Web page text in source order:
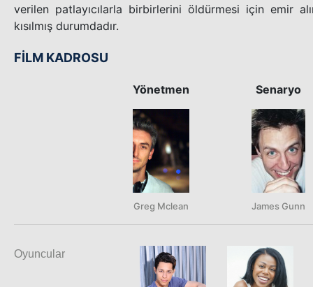
verilen patlayıcılarla birbirlerini öldürmesi için emir
kısılmış durumdadır.
FİLM KADROSU
Yönetmen
Greg Mclean
Senaryo
James Gunn
Oyuncular